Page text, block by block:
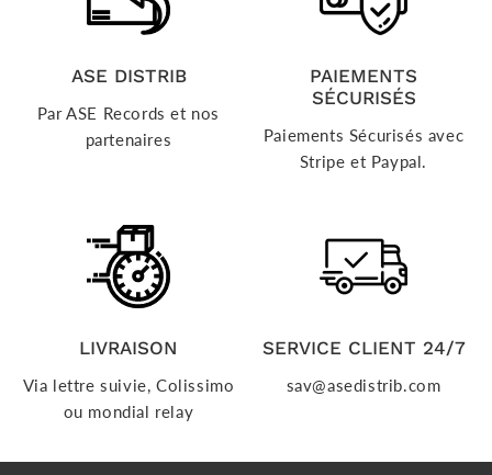
ASE DISTRIB
Par ASE Records et nos
partenaires
PAIEMENTS
SÉCURISÉS
Paiements Sécurisés avec
Stripe et Paypal.
LIVRAISON
Via lettre suivie, Colissimo
ou mondial relay
SERVICE CLIENT 24/7
sav@asedistrib.com